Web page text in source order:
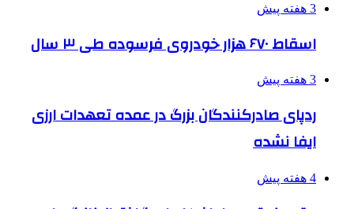
3 هفته پیش
اسقاط ۶۷۰ هزار خودروی فرسوده طی ۳ سال
3 هفته پیش
ردپای صادرکنندگان بزرگ در عمده تعهدات ارزی
ایفا نشده
4 هفته پیش